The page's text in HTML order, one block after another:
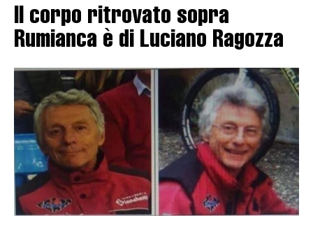
Il corpo ritrovato sopra
Rumianca è di Luciano Ragozza